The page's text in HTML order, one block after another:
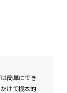
簡単にでき
けて根本的